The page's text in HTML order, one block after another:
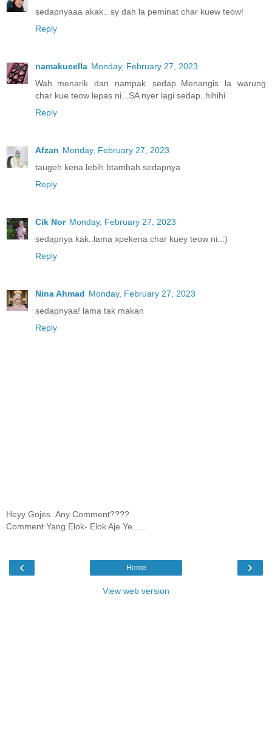
sedapnyaaa akak.. sy dah la peminat char kuew teow!
Reply
namakucella Monday, February 27, 2023
Wah..menarik dan nampak sedap..Menangis la warung
char kue teow lepas ni...SA nyer lagi sedap..hihihi
Reply
Afzan Monday, February 27, 2023
taugeh kena lebih btambah sedapnya
Reply
Cik Nor Monday, February 27, 2023
sedapnya kak..lama xpekena char kuey teow ni..:)
Reply
Nina Ahmad Monday, February 27, 2023
sedapnyaa! lama tak makan
Reply
Heyy Gojes..Any Comment????
Comment Yang Elok- Elok Aje Ye......
‹ ›
Home
View web version